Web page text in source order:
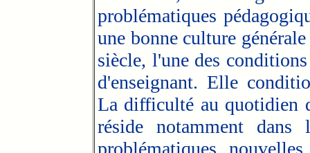
problématiques
une bonne culture
siècle, l'une des
d'enseignant. Elle
La difficulté au quotidien
réside notamment
problématiques,